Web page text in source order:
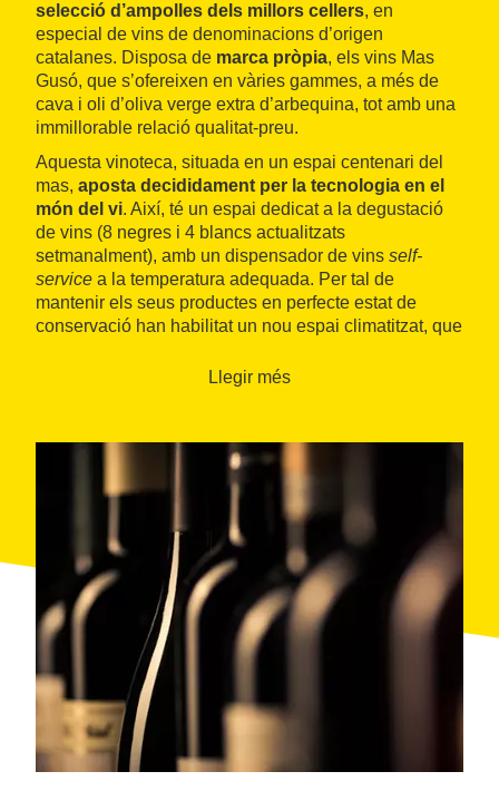
selecció d’ampolles dels millors cellers, en
especial de vins de denominacions d’origen
catalanes. Disposa de marca pròpia, els vins Mas
Gusó, que s’ofereixen en vàries gammes, a més de
cava i oli d’oliva verge extra d’arbequina, tot amb una
immillorable relació qualitat-preu.
Aquesta vinoteca, situada en un espai centenari del
mas, aposta decididament per la tecnologia en el
món del vi. Així, té un espai dedicat a la degustació
de vins (8 negres i 4 blancs actualitzats
setmanalment), amb un dispensador de vins self-
service a la temperatura adequada. Per tal de
mantenir els seus productes en perfecte estat de
conservació han habilitat un nou espai climatitzat, que
Llegir més